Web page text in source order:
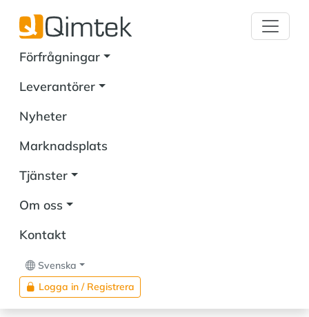
Förfrågningar
Leverantörer
Nyheter
Marknadsplats
Tjänster
Om oss
Kontakt
Svenska
Logga in / Registrera